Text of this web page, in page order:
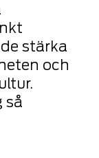
stärka
och
så